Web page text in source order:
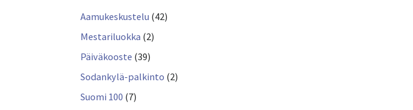
Aamukeskustelu (42)
Mestariluokka (2)
Päiväkooste (39)
Sodankylä-palkinto (2)
Suomi 100 (7)